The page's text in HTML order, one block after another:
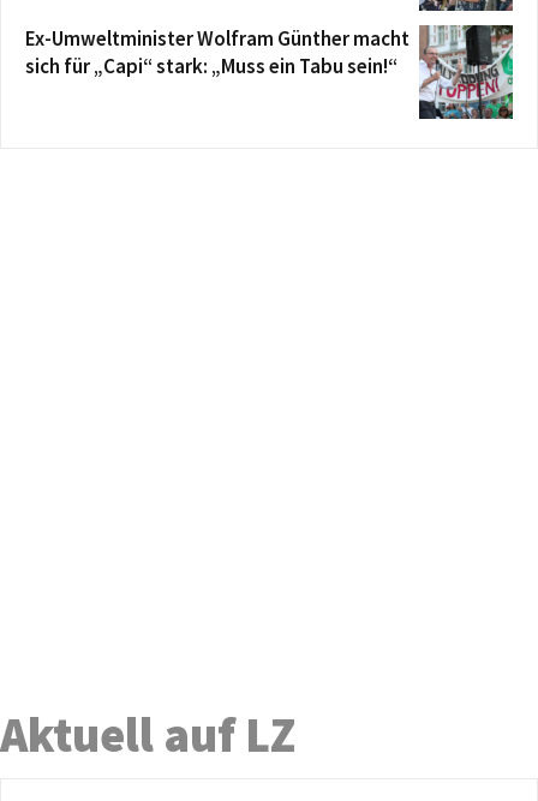
Ex-Umweltminister Wolfram Günther macht
sich für „Capi“ stark: „Muss ein Tabu sein!“
Aktuell auf LZ